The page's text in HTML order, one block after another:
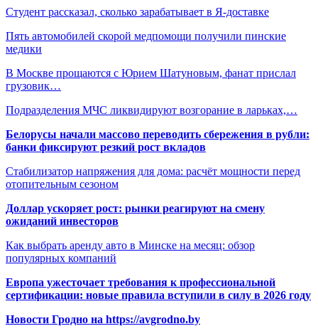
Студент рассказал, сколько зарабатывает в Я-доставке
Пять автомобилей скорой медпомощи получили пинские
медики
В Москве прощаются с Юрием Шатуновым, фанат прислал
грузовик…
Подразделения МЧС ликвидируют возгорание в ларьках,…
Белорусы начали массово переводить сбережения в рубли:
банки фиксируют резкий рост вкладов
Стабилизатор напряжения для дома: расчёт мощности перед
отопительным сезоном
Доллар ускоряет рост: рынки реагируют на смену
ожиданий инвесторов
Как выбрать аренду авто в Минске на месяц: обзор
популярных компаний
Европа ужесточает требования к профессиональной
сертификации: новые правила вступили в силу в 2026 году
Новости Гродно на https://avgrodno.by